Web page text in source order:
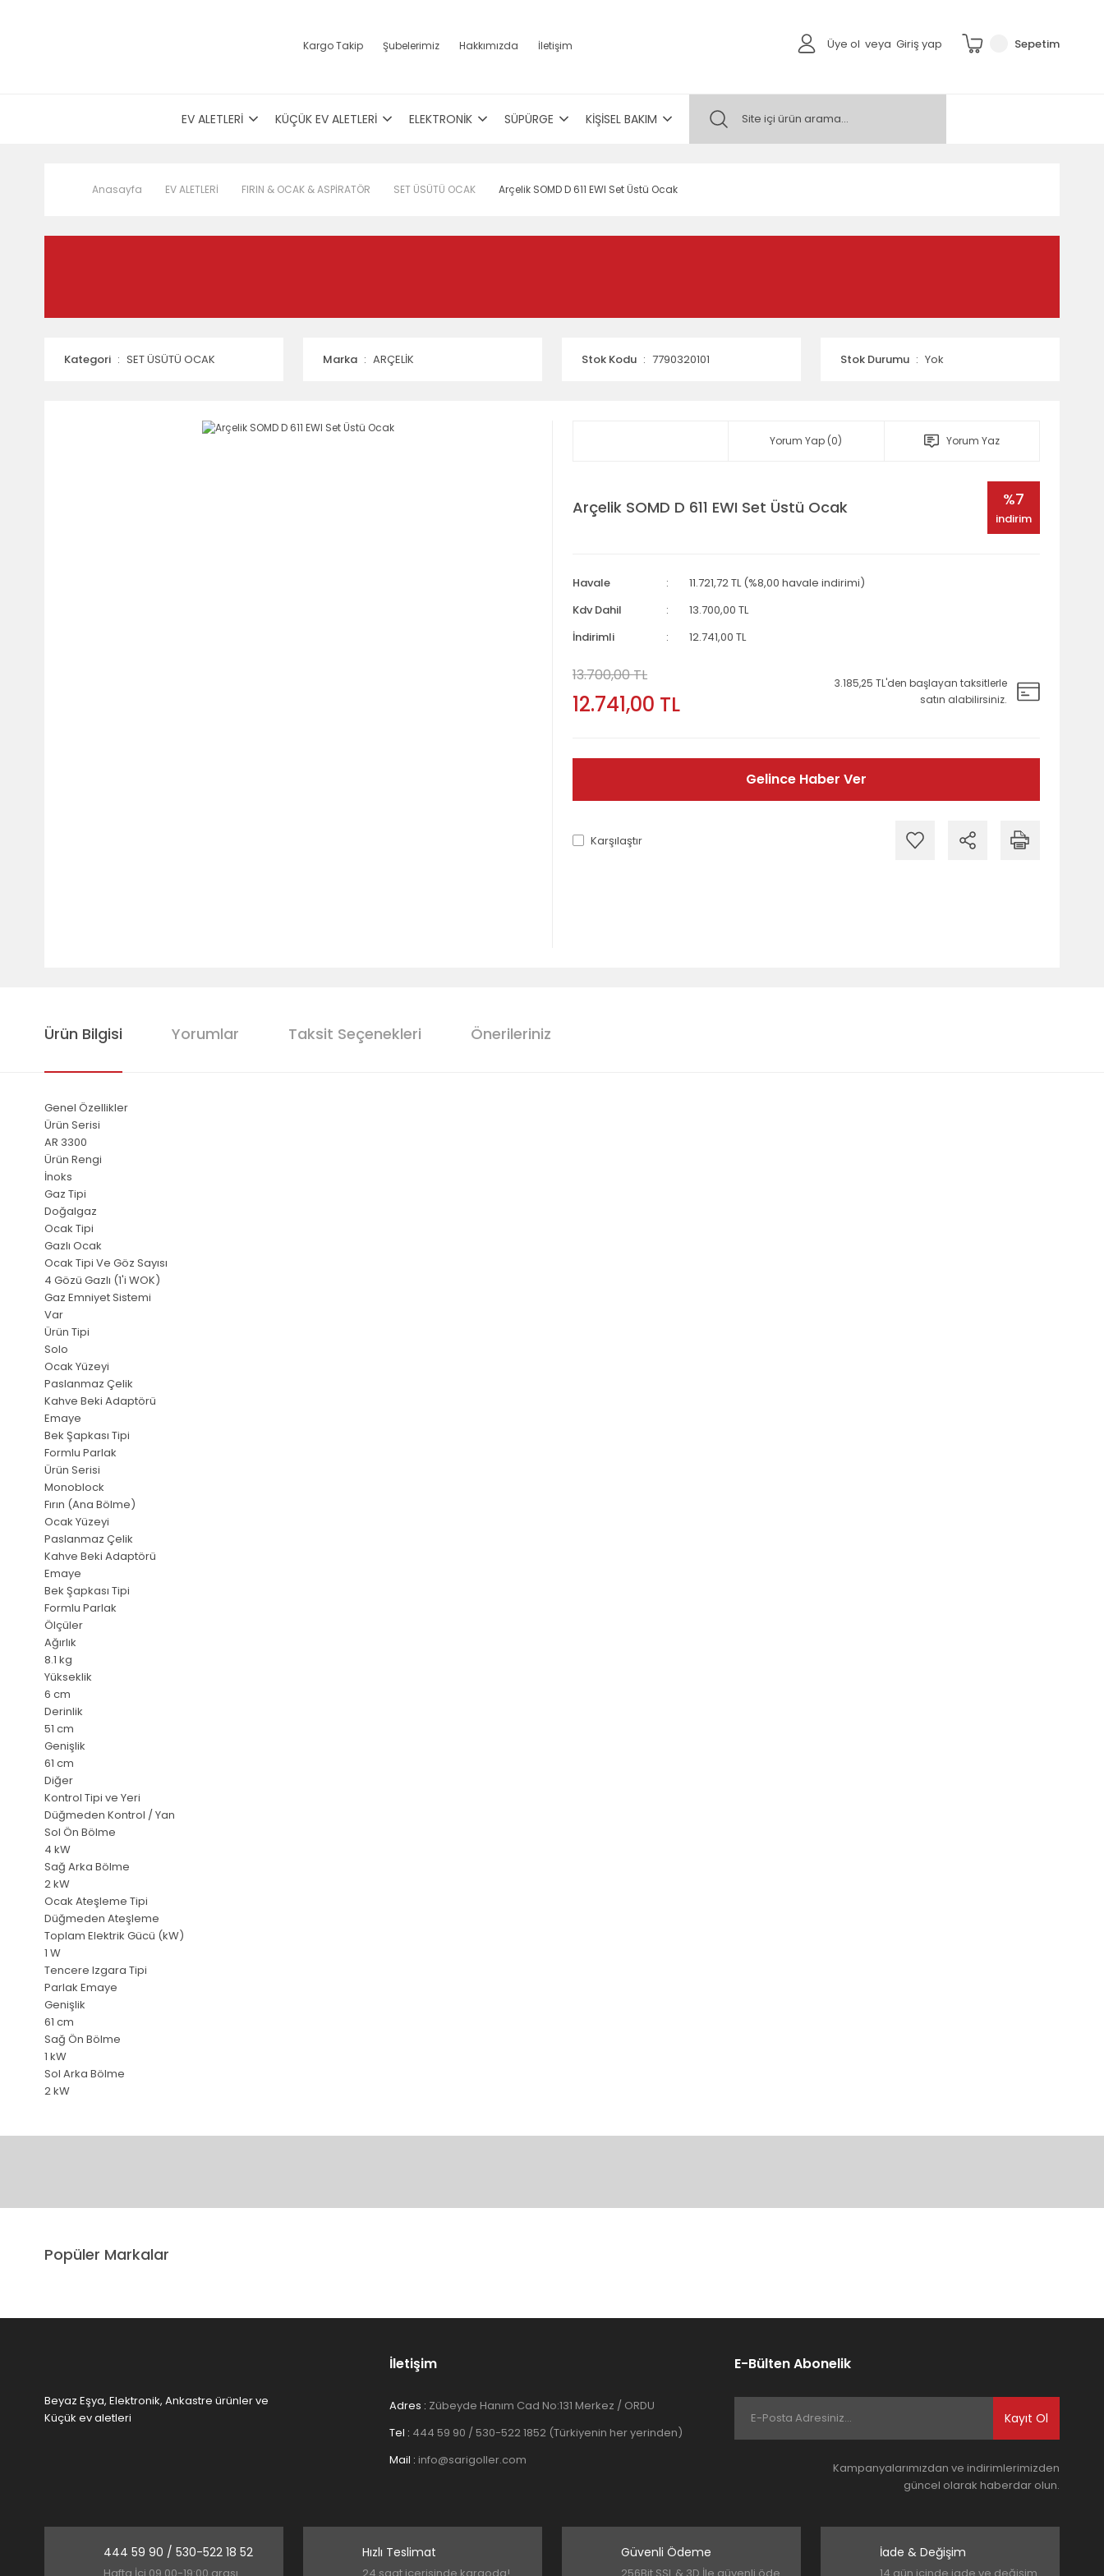
Kargo Takip Şubelerimiz Hakkımızda İletişim Üye ol veya Giriş yap Sepetim
EV ALETLERİ KÜÇÜK EV ALETLERİ ELEKTRONİK SÜPÜRGE KİŞİSEL BAKIM
Anasayfa EV ALETLERİ FIRIN & OCAK & ASPİRATÖR SET ÜSÜTÜ OCAK Arçelik SOMD D 611 EWI Set Üstü Ocak
Kategori SET ÜSÜTÜ OCAK Marka ARÇELİK Stok Kodu 7790320101 Stok Durumu Yok
Yorum Yap (0) Yorum Yaz
Arçelik SOMD D 611 EWI Set Üstü Ocak %7
indirim
Havale
11.721,72 TL (%8,00 havale indirimi)
Kdv Dahil
13.700,00 TL
İndirimli
12.741,00 TL
13.700,00 TL
12.741,00 TL
3.185,25 TL'den başlayan taksitlerle
satın alabilirsiniz.
Gelince Haber Ver
Karşılaştır
Ürün Bilgisi Yorumlar Taksit Seçenekleri Önerileriniz
Genel Özellikler
Ürün Serisi
AR 3300
Ürün Rengi
İnoks
Gaz Tipi
Doğalgaz
Ocak Tipi
Gazlı Ocak
Ocak Tipi Ve Göz Sayısı
4 Gözü Gazlı (1'i WOK)
Gaz Emniyet Sistemi
Var
Ürün Tipi
Solo
Ocak Yüzeyi
Paslanmaz Çelik
Kahve Beki Adaptörü
Emaye
Bek Şapkası Tipi
Formlu Parlak
Ürün Serisi
Monoblock
Fırın (Ana Bölme)
Ocak Yüzeyi
Paslanmaz Çelik
Kahve Beki Adaptörü
Emaye
Bek Şapkası Tipi
Formlu Parlak
Ölçüler
Ağırlık
8.1 kg
Yükseklik
6 cm
Derinlik
51 cm
Genişlik
61 cm
Diğer
Kontrol Tipi ve Yeri
Düğmeden Kontrol / Yan
Sol Ön Bölme
4 kW
Sağ Arka Bölme
2 kW
Ocak Ateşleme Tipi
Düğmeden Ateşleme
Toplam Elektrik Gücü (kW)
1 W
Tencere Izgara Tipi
Parlak Emaye
Genişlik
61 cm
Sağ Ön Bölme
1 kW
Sol Arka Bölme
2 kW
Ürün açıklamasında eksik bilgiler bulunuyor.
Popüler Markalar
Beyaz Eşya, Elektronik, Ankastre ürünler ve
Küçük ev aletleri
İletişim
Adres : Zübeyde Hanım Cad No:131 Merkez / ORDU
Tel : 444 59 90 / 530-522 1852 (Türkiyenin her yerinden)
Mail : info@sarigoller.com
E-Bülten Abonelik
Kayıt Ol
Kampanyalarımızdan ve indirimlerimizden
güncel olarak haberdar olun.
444 59 90 / 530-522 18 52 Hızlı Teslimat Güvenli Ödeme İade & Değişim